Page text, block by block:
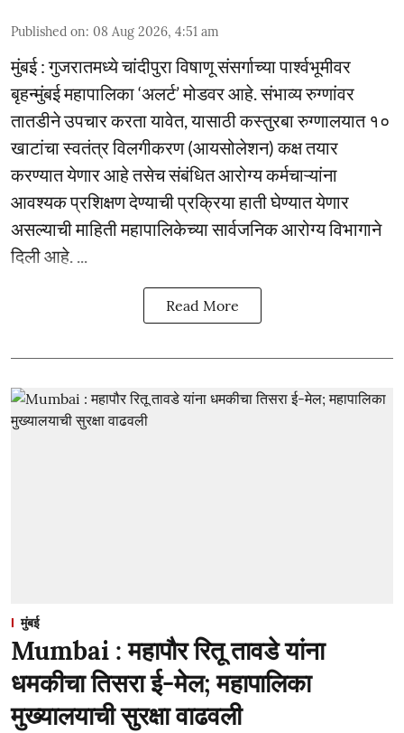
Published on: 08 Aug 2026, 4:51 am
मुंबई : गुजरातमध्ये चांदीपुरा विषाणू संसर्गाच्या पार्श्वभूमीवर
बृहन्मुंबई महापालिका ‘अलर्ट’ मोडवर आहे. संभाव्य रुग्णांवर
तातडीने उपचार करता यावेत, यासाठी कस्तुरबा रुग्णालयात १०
खाटांचा स्वतंत्र विलगीकरण (आयसोलेशन) कक्ष तयार
करण्यात येणार आहे तसेच संबंधित आरोग्य कर्मचाऱ्यांना
आवश्यक प्रशिक्षण देण्याची प्रक्रिया हाती घेण्यात येणार
असल्याची माहिती महापालिकेच्या सार्वजनिक आरोग्य विभागाने
दिली आहे. ...
Read More
मुंबई
Mumbai : महापौर रितू तावडे यांना
धमकीचा तिसरा ई-मेल; महापालिका
मुख्यालयाची सुरक्षा वाढवली